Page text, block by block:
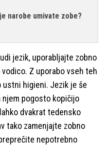
narobe umivate zobe?
jezik, uporabljajte zobno
Z uporabo vseh teh
ustni higieni. Jezik je še
njem pogosto kopičijo
dvakrat tedensko
tako zamenjajte zobno
nepotrebno